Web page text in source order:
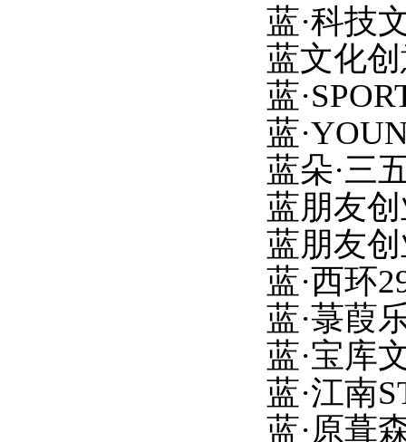
蓝·科技
蓝文化
蓝
蓝
蓝朵·三
蓝朋友
蓝朋友
蓝·西环
蓝·菉葭
蓝·宝库
蓝·江南
蓝·原葺